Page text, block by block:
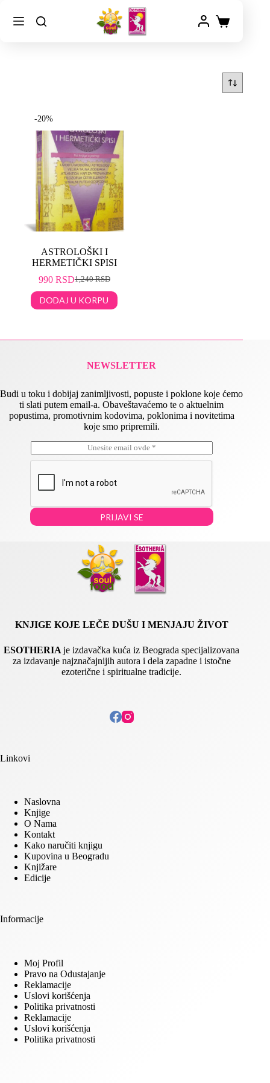
-20%
ASTROLOŠKI I
HERMETIČKI SPISI
1,240RSD
990 RSD
DODAJ U KORPU
NEWSLETTER
Budi u toku i dobijaj zanimljivosti, popuste i poklone koje ćemo
ti slati putem email-a. Obaveštavaćemo te o aktuelnim
popustima, promotivnim kodovima, poklonima i novitetima
koje smo pripremili.
m
m
a
m
PRIJAVI SE
KNJIGE KOJE LEČE DUŠU I MENJAJU ŽIVOT
ESOTHERIAje izdavačka kuća iz Beograda specijalizovana
za izdavanje najznačajnijih autora i dela zapadne i istočne
ezoterične i spiritualne tradicije.
Linkovi
Naslovna
Knjige
O Nama
Kontakt
Kako naručiti knjigu
Kupovina u Beogradu
Knjižare
Edicije
Informacije
Moj Profil
Pravo na Odustajanje
Reklamacije
Uslovi korišćenja
Politika privatnosti
Reklamacije
Uslovi korišćenja
Politika privatnosti